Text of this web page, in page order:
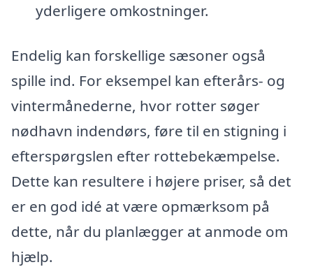
yderligere omkostninger.
Endelig kan forskellige sæsoner også
spille ind. For eksempel kan efterårs- og
vintermånederne, hvor rotter søger
nødhavn indendørs, føre til en stigning i
efterspørgslen efter rottebekæmpelse.
Dette kan resultere i højere priser, så det
er en god idé at være opmærksom på
dette, når du planlægger at anmode om
hjælp.